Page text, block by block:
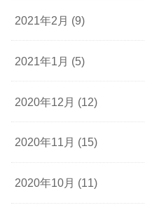
2021年2月 (9)
2021年1月 (5)
2020年12月 (12)
2020年11月 (15)
2020年10月 (11)